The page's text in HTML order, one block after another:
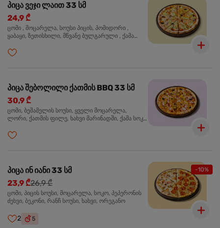
პიცა ვეჯი ლაით 33 სმ
24,9 ₾
ცომი , მოცარელა, სოუსი პიცის, პომიდორი ,
ყაბაყი, ზეთისხილი, მწვანე ბულგარული , ქამა
პიცა შებოლილი ქათმის BBQ 33 სმ
30,9 ₾
ცომი, ბეშამელის სოუსი, ყველი მოცარელა,
ლორი, ქათმის ფილე, ხახვი მარინადში, ქამა სოკო
-10%
პიცა ინ იანი 33 სმ
23,9 ₾26,9 ₾
ცომი, პიცის სოუსი, მოცარელა, სოკო, პეპერონის
ძეხვი, ბეკონი, რანჩ სოუსი, ხახვი, ორეგანო
2 5